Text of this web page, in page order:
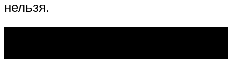
нельзя.